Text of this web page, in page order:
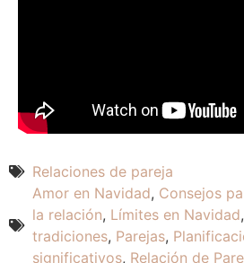
Relaciones de pareja
Amor en Navidad, Consejos
la relación, Límites en Navidad,
tradiciones, Parejas,
significativos, Relación de